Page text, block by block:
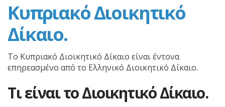
Κυπριακό Διοικητικό
Δίκαιο.
Το Κυπριακό Διοικητικό Δίκαιο είναι έντονα
επηρεασμένο από το Ελληνικό Διοικητικό Δίκαιο.
Τι είναι το Διοικητικό Δίκαιο.